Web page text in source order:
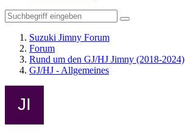
Suzuki Jimny Forum
Forum
Rund um den GJ/HJ Jimny (2018-2024)
GJ/HJ - Allgemeines